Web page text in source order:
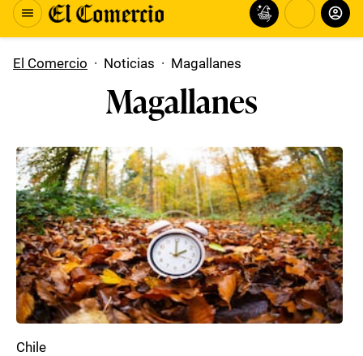
El Comercio · Noticias · Magallanes
Magallanes
Chile